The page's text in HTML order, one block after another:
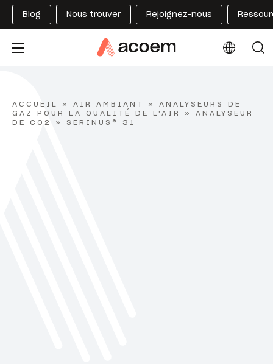
Blog Nous trouver Rejoignez-nous
ACCUEIL » AIR AMBIANT » ANALYSEURS DE
GAZ POUR LA QUALITÉ DE L'AIR
» ANALYSEUR
DE CO2
» SERINUS® 31